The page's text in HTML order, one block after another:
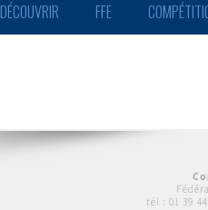
DÉCOUVRIR FFE
tél : 01 39